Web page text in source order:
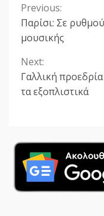
Continue
Reading
Previous:
Παρίσι: Σε
μουσικής
Next:
Γαλλική
τα εξοπλιστικά